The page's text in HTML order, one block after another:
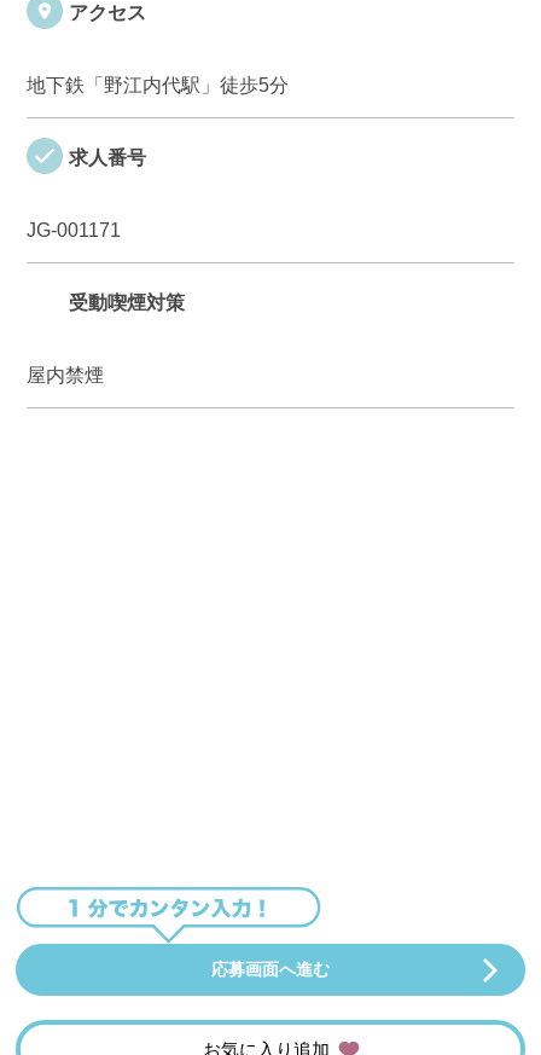
アクセス
地下鉄「野江内代駅」徒歩5分
求人番号
JG-001171
受動喫煙対策
屋内禁煙
応募画面へ進む
お気に入り追加